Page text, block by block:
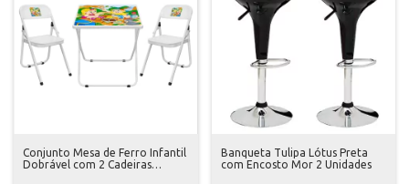
Conjunto Mesa de Ferro Infantil
Dobrável com 2 Cadeiras
Banqueta Tulipa Lótus Preta
com Encosto Mor 2 Unidades